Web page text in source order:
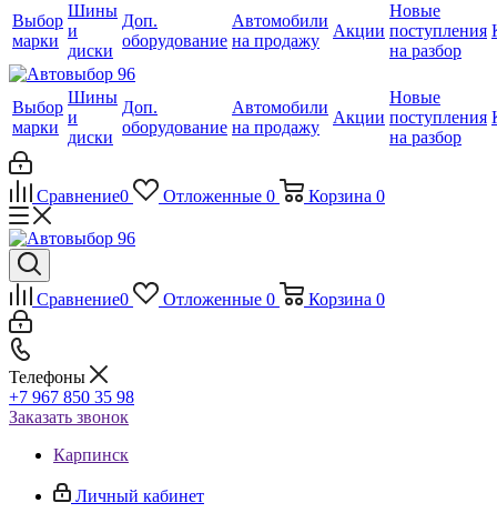
Выбор
марки
Шины
и
диски
Доп.
оборудование
Автомобили
на продажу
Акции
Новые
поступления
на разбор
Выбор
марки
Шины
и
диски
Доп.
оборудование
Автомобили
на продажу
Акции
Новые
поступления
на разбор
Сравнение0 Отложенные 0 Корзина 0
Сравнение0 Отложенные 0 Корзина 0
Телефоны
+7 967 850 35 98
Заказать звонок
Карпинск
Личный кабинет